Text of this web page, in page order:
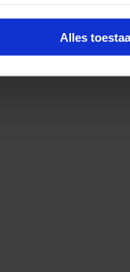
Alles